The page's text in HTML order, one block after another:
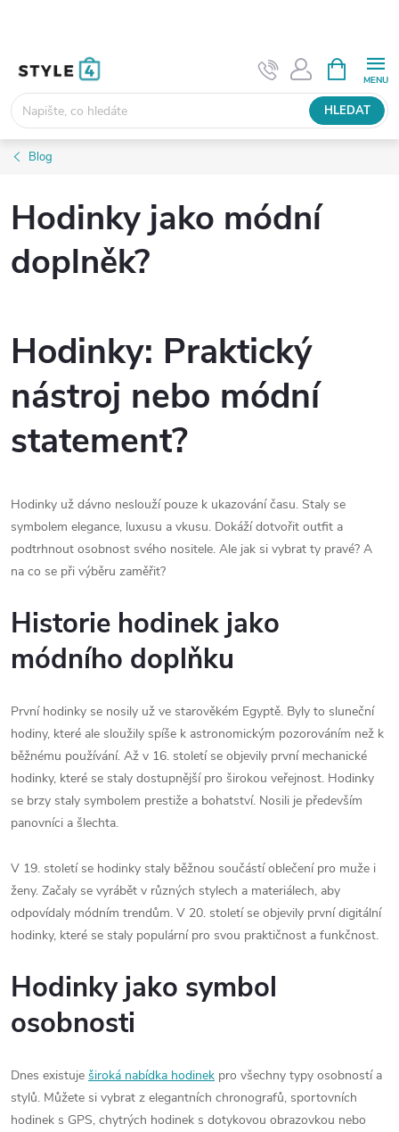
HLEDAT
NÁKUPNÍ
KOŠÍK
Blog
Hodinky jako módní
doplněk?
Hodinky: Praktický
nástroj nebo módní
statement?
Hodinky už dávno neslouží pouze k ukazování času. Staly se
symbolem elegance, luxusu a vkusu. Dokáží dotvořit outfit a
podtrhnout osobnost svého nositele. Ale jak si vybrat ty pravé? A
na co se při výběru zaměřit?
Historie hodinek jako
módního doplňku
První hodinky se nosily už ve starověkém Egyptě. Byly to sluneční
hodiny, které ale sloužily spíše k astronomickým pozorováním než k
běžnému používání. Až v 16. století se objevily první mechanické
hodinky, které se staly dostupnější pro širokou veřejnost. Hodinky
se brzy staly symbolem prestiže a bohatství. Nosili je především
panovníci a šlechta.
V 19. století se hodinky staly běžnou součástí oblečení pro muže i
ženy. Začaly se vyrábět v různých stylech a materiálech, aby
odpovídaly módním trendům. V 20. století se objevily první digitální
hodinky, které se staly populární pro svou praktičnost a funkčnost.
Hodinky jako symbol
osobnosti
Dnes existuje široká nabídka hodinek pro všechny typy osobností a
stylů. Můžete si vybrat z elegantních chronografů, sportovních
hodinek s GPS, chytrých hodinek s dotykovou obrazovkou nebo